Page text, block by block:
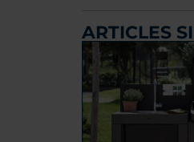
ARTICLES